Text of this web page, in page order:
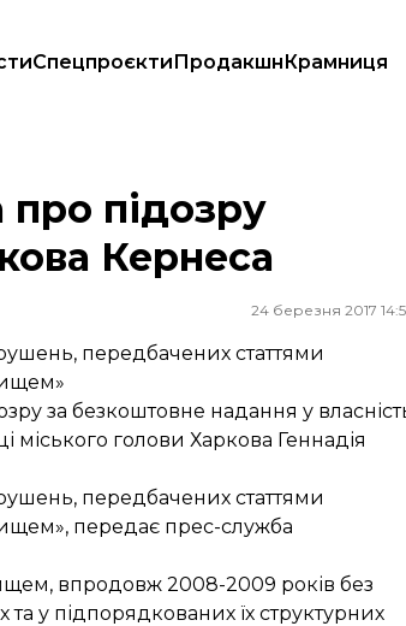
СпецпроєктиПродакшнКрамниця
про підозру
Кернеса
24 березня 2017
передбачених статтями
за безкоштовне надання у
голови Харкова Геннадія
передбачених статтями
передає прес-служба
впродовж 2008-2009 років без
у підпорядкованих їх структурних